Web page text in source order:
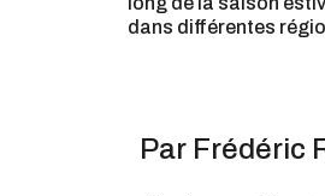
dans différentes
Par Frédéric